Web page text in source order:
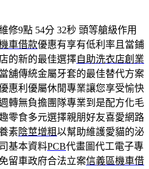
修9點 54分 32秒 頭等艙級作用
車借款優惠有享有低利率且當鋪
的新的最佳選擇自助洗衣店創業
舖傳統金屬牙套的最佳替代方案
惠利優屬休閒專業讓您享受愉快
轉無負擔團隊專業到是配方化毛
零食多元選擇親朋好友喜愛網路
素陰莖增粗以幫助維護愛貓的泌
基本資料PCB代畫圖代工電子專
留車政府合法立案信義區機車借